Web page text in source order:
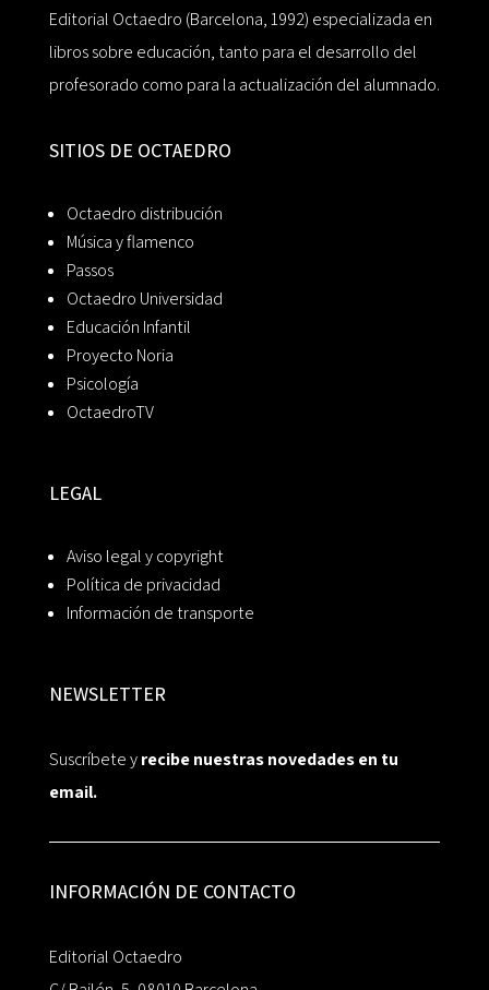
Editorial Octaedro (Barcelona, 1992) especializada en
libros sobre educación, tanto para el desarrollo del
profesorado como para la actualización del alumnado.
SITIOS DE OCTAEDRO
Octaedro distribución
Música y flamenco
Passos
Octaedro Universidad
Educación Infantil
Proyecto Noria
Psicología
OctaedroTV
LEGAL
Aviso legal y copyright
Política de privacidad
Información de transporte
NEWSLETTER
Suscríbete yrecibe nuestras novedades en tu
email.
INFORMACIÓN DE CONTACTO
Editorial Octaedro